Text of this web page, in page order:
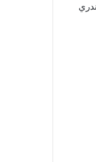
وكما ندري